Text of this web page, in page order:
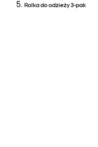
Rolka do odzieży 3-pak